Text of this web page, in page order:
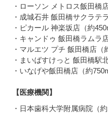
・ローソン メトロス飯田橋
・成城石井 飯田橋サクラテ
・ピカール 神楽坂店（約
・キャンドゥ 飯田橋ラムラ
・マルエツ プチ 飯田橋店（
・まいばすけっと 飯田橋駅
・いなげや飯田橋店（約
【医療機関】
・日本歯科大学附属病院（約